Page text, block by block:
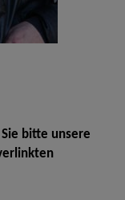
bitte unsere